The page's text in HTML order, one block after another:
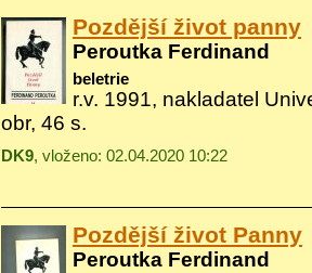
Pozdější život panny
Peroutka Ferdinand
beletrie
r.v. 1991, nakladatel
obr, 46 s.
DK9, vloženo: 02.04.2020 10:22
Pozdější život Panny
Peroutka Ferdinand